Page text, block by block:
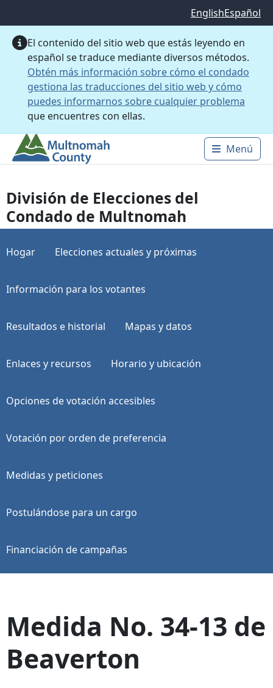
EnglishEspañol
El contenido del sitio web que estás leyendo en
español se traduce mediante diversos métodos.
Obtén más información sobre cómo el condado
gestiona las traducciones del sitio web y cómo
puedes informarnos sobre cualquier problema
que encuentres con ellas.
Main
Menú
División de Elecciones del
Condado de Multnomah
Hogar Elecciones actuales y próximas
Información para los votantes
Resultados e historial Mapas y datos
Enlaces y recursos Horario y ubicación
Opciones de votación accesibles
Votación por orden de preferencia
Medidas y peticiones
Postulándose para un cargo
Financiación de campañas
Medida No. 34-13 de
Beaverton